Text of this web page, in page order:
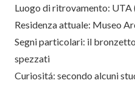
Luogo di ritrovamento:
Residenza attuale: Museo
Segni particolari: il
spezzati
Curiositá: secondo alcuni